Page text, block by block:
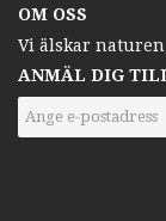
OM OSS
Vi älskar
ANMÄL DIG